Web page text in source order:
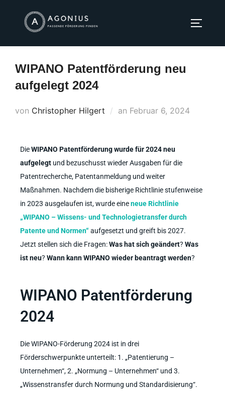
WIPANO Patentförderung neu
aufgelegt 2024
von Christopher Hilgert an Februar 6, 2024
DieWIPANO Patentförderung wurde für 2024 neu
aufgelegt und bezuschusst wieder Ausgaben für die
Patentrecherche, Patentanmeldung und weiter
Maßnahmen. Nachdem die bisherige Richtlinie stufenweise
in 2023 ausgelaufen ist, wurde eineneue Richtlinie
„WIPANO – Wissens- und Technologietransfer durch
Patente und Normen“ aufgesetzt und greift bis 2027.
Jetzt stellen sich die Fragen:Was hat sich geändert? Was
ist neu? Wann kann WIPANO wieder beantragt werden?
WIPANO Patentförderung
2024
Die WIPANO-Förderung 2024 ist in drei
Förderschwerpunkte unterteilt: 1. „Patentierung –
Unternehmen“, 2. „Normung – Unternehmen“ und 3.
„Wissenstransfer durch Normung und Standardisierung“.